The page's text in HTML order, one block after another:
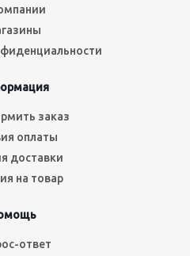
заказ
оплаты
доставки
на товар
ответ